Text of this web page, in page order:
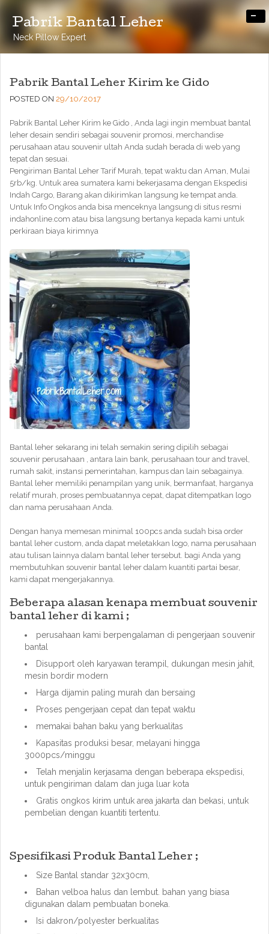
Pabrik Bantal Leher
Neck Pillow Expert
-
Pabrik Bantal Leher Kirim ke Gido
POSTED ON 29/10/2017
Pabrik Bantal Leher Kirim ke Gido , Anda lagi ingin membuat bantal
leher desain sendiri sebagai souvenir promosi, merchandise
perusahaan atau souvenir ultah Anda sudah berada di web yang
tepat dan sesuai.
Pengiriman Bantal Leher Tarif Murah, tepat waktu dan Aman, Mulai
5rb/kg. Untuk area sumatera kami bekerjasama dengan Ekspedisi
Indah Cargo, Barang akan dikirimkan langsung ke tempat anda.
Untuk Info Ongkos anda bisa menceknya langsung di situs resmi
indahonline.com atau bisa langsung bertanya kepada kami untuk
perkiraan biaya kirimnya
Bantal leher sekarang ini telah semakin sering dipilih sebagai
souvenir perusahaan , antara lain bank, perusahaan tour and travel,
rumah sakit, instansi pemerintahan, kampus dan lain sebagainya.
Bantal leher memiliki penampilan yang unik, bermanfaat, harganya
relatif murah, proses pembuatannya cepat, dapat ditempatkan logo
dan nama perusahaan Anda.
Dengan hanya memesan minimal 100pcs anda sudah bisa order
bantal leher custom, anda dapat meletakkan logo, nama perusahaan
atau tulisan lainnya dalam bantal leher tersebut. bagi Anda yang
membutuhkan souvenir bantal leher dalam kuantiti partai besar,
kami dapat mengerjakannya.
Beberapa alasan kenapa membuat souvenir
bantal leher di kami ;
perusahaan kami berpengalaman di pengerjaan souvenir
bantal
Disupport oleh karyawan terampil, dukungan mesin jahit,
mesin bordir modern
Harga dijamin paling murah dan bersaing
Proses pengerjaan cepat dan tepat waktu
memakai bahan baku yang berkualitas
Kapasitas produksi besar, melayani hingga
3000pcs/minggu
Telah menjalin kerjasama dengan beberapa ekspedisi,
untuk pengiriman dalam dan juga luar kota
Gratis ongkos kirim untuk area jakarta dan bekasi, untuk
pembelian dengan kuantiti tertentu.
Spesifikasi Produk Bantal Leher ;
Size Bantal standar 32x30cm,
Bahan velboa halus dan lembut. bahan yang biasa
digunakan dalam pembuatan boneka.
Isi dakron/polyester berkualitas